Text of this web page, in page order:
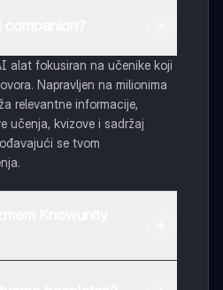
alat fokusiran na učenike koji
Napravljen na milionima
relevantne informacije,
učenja, kvizove i sadržaj
se tvom